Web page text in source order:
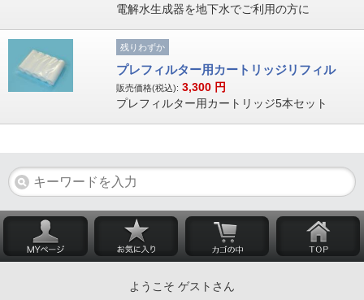
電解水生成器を地下水でご利用の方に
残りわずか
プレフィルター用カートリッジリフィル
販売価格(税込): 3,300 円
プレフィルター用カートリッジ5本セット
ようこそ ゲストさん